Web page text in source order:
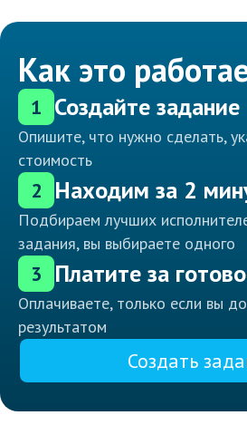
Как это
1 Создайте задание
Опишите, что нужно сделать,
стоимость
2 Находим за 2
Подбираем лучших
задания, вы выбираете одного
3 Платите за
Оплачиваете, только если вы
результатом
Создать